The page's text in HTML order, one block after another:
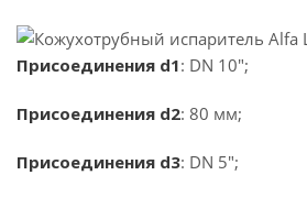
Присоединения d1: DN 10";
Присоединения d2: 80 мм;
Присоединения d3: DN 5";